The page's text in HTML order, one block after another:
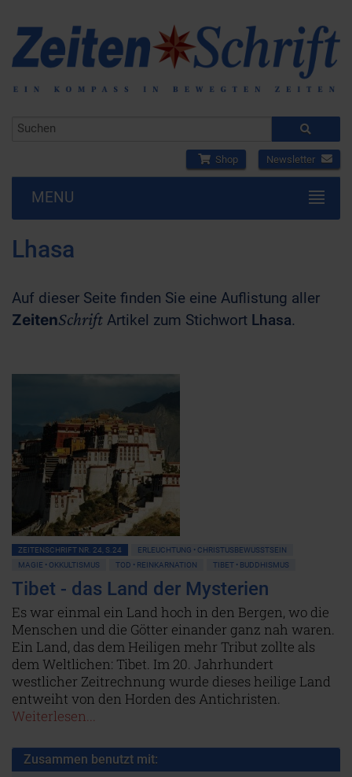
Shop Newsletter
MENU
Lhasa
Auf dieser Seite finden Sie eine Auflistung aller
ZeitenSchrift Artikel zum Stichwort Lhasa.
ZEITENSCHRIFT NR. 24, S.24
ERLEUCHTUNG • CHRISTUSBEWUSSTSEIN
MAGIE • OKKULTISMUS
TOD • REINKARNATION TIBET • BUDDHISMUS
Tibet - das Land der Mysterien
Es war einmal ein Land hoch in den Bergen, wo die
Menschen und die Götter einander ganz nah waren.
Ein Land, das dem Heiligen mehr Tribut zollte als
dem Weltlichen: Tibet. Im 20. Jahrhundert
westlicher Zeitrechnung wurde dieses heilige Land
entweiht von den Horden des Antichristen.
Weiterlesen...
Zusammen benutzt mit: